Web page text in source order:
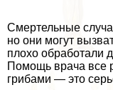
Смертельные
но они могут
плохо обработали
Помощь врача все
грибами — это